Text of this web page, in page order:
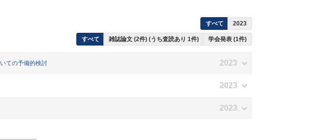
すべて 2023
すべて 雑誌論文 (2件) (うち査読あり 1件) 学会発表 (1件)
ての予備的検討 2023
2023
2023